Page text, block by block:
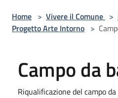
Home > Vivere il Comune >
Progetto Arte Intorno >
Campo da
Riqualificazione del campo